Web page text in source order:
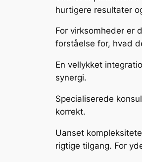
hurtigere resultater
For virksomheder er
forståelse for, hvad
En vellykket
synergi.
Specialiserede
korrekt.
Uanset
rigtige tilgang. For